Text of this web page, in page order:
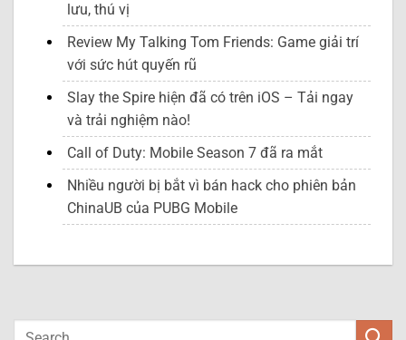
lưu, thú vị
Review My Talking Tom Friends: Game giải trí
với sức hút quyến rũ
Slay the Spire hiện đã có trên iOS – Tải ngay
và trải nghiệm nào!
Call of Duty: Mobile Season 7 đã ra mắt
Nhiều người bị bắt vì bán hack cho phiên bản
ChinaUB của PUBG Mobile